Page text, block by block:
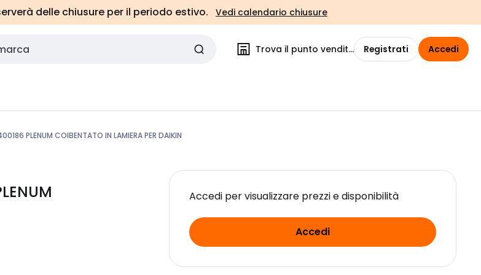
delle chiusure per il periodo estivo. Vedi calendario chiusure
Trova il punto vendita Registrati Accedi
PLENUM COIBENTATO IN LAMIERA PER DAIKIN
Accedi per visualizzare prezzi e disponibilità
Accedi